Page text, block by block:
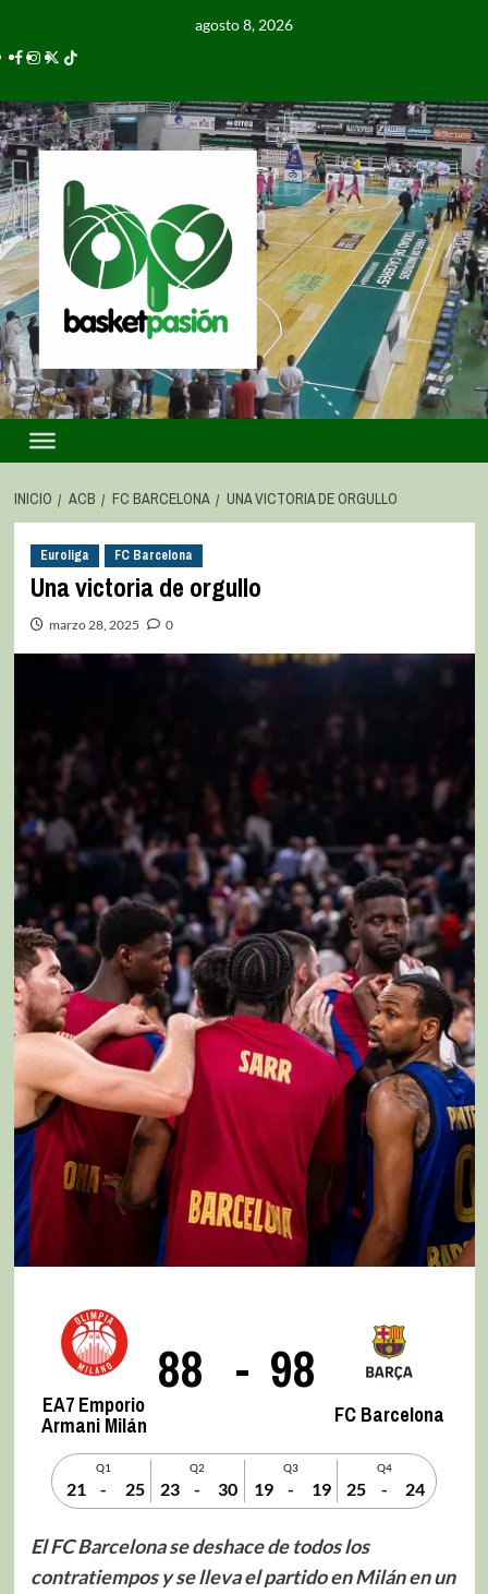
agosto 8, 2026
INICIO ACB FC BARCELONA UNA VICTORIA DE ORGULLO
Euroliga FC Barcelona
Una victoria de orgullo
marzo 28, 2025 0
EA7 Emporio
Armani Milán
88 - 98
FC Barcelona
Q1
21 - 25
Q2
23 - 30
Q3
19 - 19
Q4
25 - 24
El FC Barcelona se deshace de todos los
contratiempos y se lleva el partido en Milán en un